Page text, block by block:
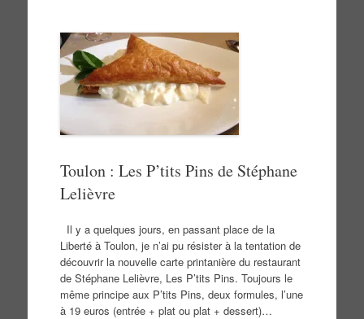
Toulon : Les P’tits Pins de Stéphane
Lelièvre
Il y a quelques jours, en passant place de la
Liberté à Toulon, je n’ai pu résister à la tentation de
découvrir la nouvelle carte printanière du restaurant
de Stéphane Lelièvre, Les P’tits Pins. Toujours le
même principe aux P’tits Pins, deux formules, l’une
à 19 euros (entrée + plat ou plat + dessert)…